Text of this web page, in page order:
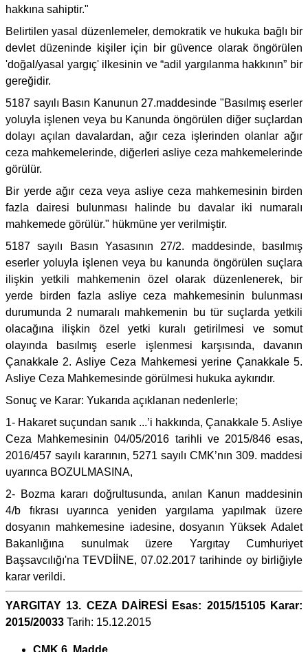
hakkına sahiptir."
Belirtilen yasal düzenlemeler, demokratik ve hukuka bağlı bir
devlet düzeninde kişiler için bir güvence olarak öngörülen
'doğal/yasal yargıç' ilkesinin ve “adil yargılanma hakkının” bir
gereğidir.
5187 sayılı Basın Kanunun 27.maddesinde "Basılmış eserler
yoluyla işlenen veya bu Kanunda öngörülen diğer suçlardan
dolayı açılan davalardan, ağır ceza işlerinden olanlar ağır
ceza mahkemelerinde, diğerleri asliye ceza mahkemelerinde
görülür.
Bir yerde ağır ceza veya asliye ceza mahkemesinin birden
fazla dairesi bulunması halinde bu davalar iki numaralı
mahkemede görülür." hükmüne yer verilmiştir.
5187 sayılı Basın Yasasının 27/2. maddesinde, basılmış
eserler yoluyla işlenen veya bu kanunda öngörülen suçlara
ilişkin yetkili mahkemenin özel olarak düzenlenerek, bir
yerde birden fazla asliye ceza mahkemesinin bulunması
durumunda 2 numaralı mahkemenin bu tür suçlarda yetkili
olacağına ilişkin özel yetki kuralı getirilmesi ve somut
olayında basılmış eserle işlenmesi karşısında, davanın
Çanakkale 2. Asliye Ceza Mahkemesi yerine Çanakkale 5.
Asliye Ceza Mahkemesinde görülmesi hukuka aykırıdır.
Sonuç ve Karar: Yukarıda açıklanan nedenlerle;
1- Hakaret suçundan sanık ...’i hakkında, Çanakkale 5. Asliye
Ceza Mahkemesinin 04/05/2016 tarihli ve 2015/846 esas,
2016/457 sayılı kararının, 5271 sayılı CMK’nın 309. maddesi
uyarınca BOZULMASINA,
2- Bozma kararı doğrultusunda, anılan Kanun maddesinin
4/b fıkrası uyarınca yeniden yargılama yapılmak üzere
dosyanın mahkemesine iadesine, dosyanın Yüksek Adalet
Bakanlığına sunulmak üzere Yargıtay Cumhuriyet
Başsavcılığı'na TEVDİİNE, 07.02.2017 tarihinde oy birliğiyle
karar verildi.
YARGITAY 13. CEZA DAİRESİ Esas: 2015/15105 Karar:
2015/20033 Tarih: 15.12.2015